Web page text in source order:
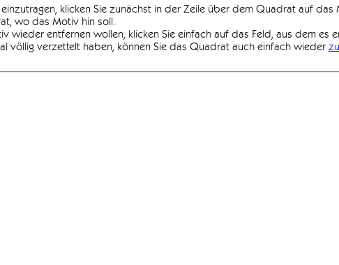
klicken Sie zunächst in der Zeile über dem Quadrat auf
wo das Motiv hin soll.
wieder entfernen wollen, klicken Sie einfach auf das Feld, aus dem es
völlig verzettelt haben, können Sie das Quadrat auch einfach wieder